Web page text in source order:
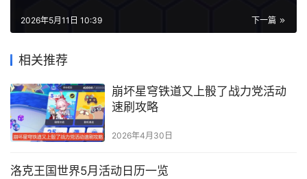
下一篇
2026年5月11日 10:39
相关推荐
崩坏星穹铁道又上骰了战力党活动
速刷攻略
2026年4月30日
洛克王国世界5月活动日历一览